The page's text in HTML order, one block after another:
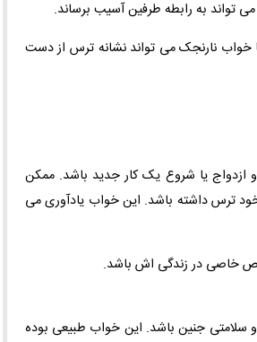
به رابطه طرفین آسیب برساند.
خواب نارنجک می تواند نشانه ترس از دست
ازدواج یا شروع یک کار جدید باشد. ممکن
ترس داشته باشد. این خواب یادآوری می
خاصی در زندگی اش باشد.
و سلامتی جنین باشد. این خواب طبیعی بوده